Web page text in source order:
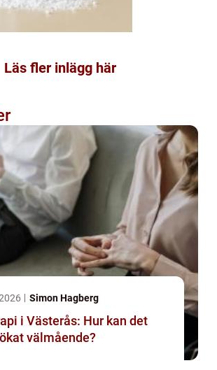
Läs fler inlägg här
Simon Hagberg
i Västerås: Hur kan det
välmående?